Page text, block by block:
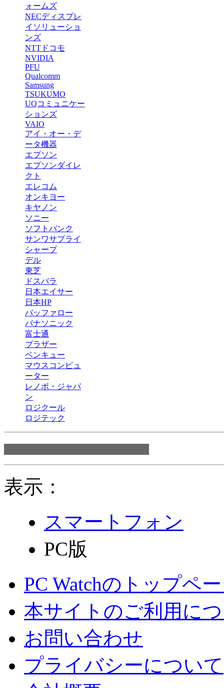
ォームズ
NECディスプレ
イソリューショ
ンズ
NTTドコモ
NVIDIA
PFU
Qualcomm
Samsung
TSUKUMO
UQコミュニケー
ションズ
VAIO
アイ・オー・デ
ータ機器
エプソン
エプソンダイレ
クト
エレコム
オンキヨー
キヤノン
ソニー
ソフトバンク
サンワサプライ
シャープ
デル
東芝
ドスパラ
日本エイサー
日本HP
バッファロー
パナソニック
富士通
ブラザー
ベンキュー
マウスコンピュ
ーター
レノボ・ジャパ
ン
ロジクール
ロジテック
表示：
スマートフォン
PC版
PC Watchのトップペ
本サイトのご利用に
お問い合わせ
プライバシーについて